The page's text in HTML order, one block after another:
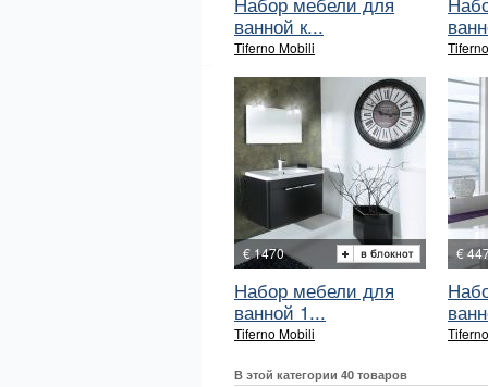
ванной к...
Tiferno Mobili
€ 1470
Набор мебели для
ванной 1...
Tiferno Mobili
€
В этой категории 40 товаров